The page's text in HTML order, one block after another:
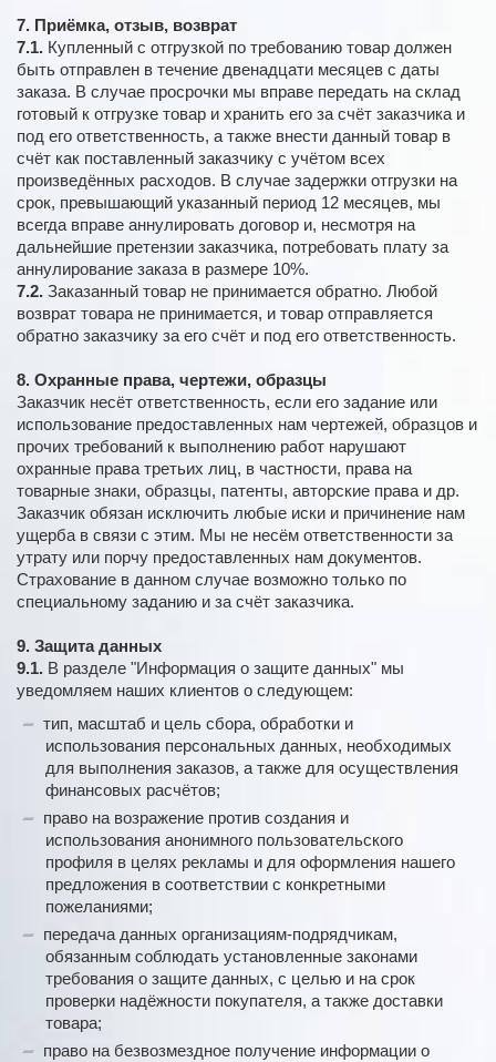
7. Приёмка, отзыв, возврат
7.1. Купленный с отгрузкой по требованию товар должен
быть отправлен в течение двенадцати месяцев с даты
заказа. В случае просрочки мы вправе передать на склад
готовый к отгрузке товар и хранить его за счёт заказчика и
под его ответственность, а также внести данный товар в
счёт как поставленный заказчику с учётом всех
произведённых расходов. В случае задержки отгрузки на
срок, превышающий указанный период 12 месяцев, мы
всегда вправе аннулировать договор и, несмотря на
дальнейшие претензии заказчика, потребовать плату за
аннулирование заказа в размере 10%.
7.2. Заказанный товар не принимается обратно. Любой
возврат товара не принимается, и товар отправляется
обратно заказчику за его счёт и под его ответственность.
8. Охранные права, чертежи, образцы
Заказчик несёт ответственность, если его задание или
использование предоставленных нам чертежей, образцов и
прочих требований к выполнению работ нарушают
охранные права третьих лиц, в частности, права на
товарные знаки, образцы, патенты, авторские права и др.
Заказчик обязан исключить любые иски и причинение нам
ущерба в связи с этим. Мы не несём ответственности за
утрату или порчу предоставленных нам документов.
Страхование в данном случае возможно только по
специальному заданию и за счёт заказчика.
9. Защита данных
9.1. В разделе "Информация о защите данных" мы
уведомляем наших клиентов о следующем:
тип, масштаб и цель сбора, обработки и
использования персональных данных, необходимых
для выполнения заказов, а также для осуществления
финансовых расчётов;
право на возражение против создания и
использования анонимного пользовательского
профиля в целях рекламы и для оформления нашего
предложения в соответствии с конкретными
пожеланиями;
передача данных организациям-подрядчикам,
обязанным соблюдать установленные законами
требования о защите данных, с целью и на срок
проверки надёжности покупателя, а также доставки
товара;
право на безвозмездное получение информации о